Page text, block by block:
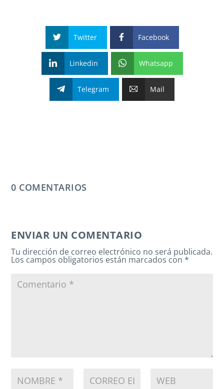
Twitter Facebook
Linkedin Whatsapp
Telegram Mail
0 COMENTARIOS
ENVIAR UN COMENTARIO
Tu dirección de correo electrónico no será publicada.
Los campos obligatorios están marcados con*